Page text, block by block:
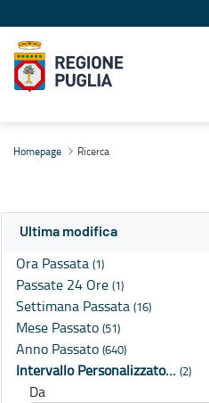
Homepage Ricerca
Ultima modifica
Ora Passata (1)
Passate 24 Ore (1)
Settimana Passata (16)
Mese Passato (51)
Anno Passato (640)
Intervallo Personalizzato… (2)
Da